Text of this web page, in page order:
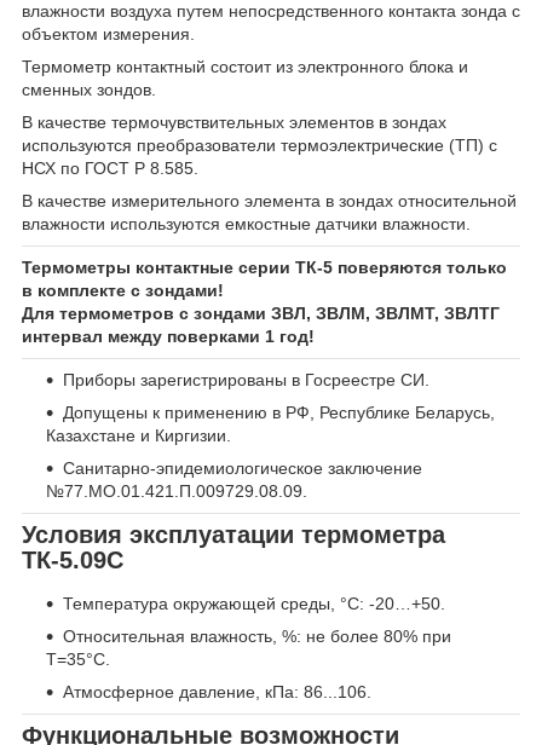
влажности воздуха путем непосредственного контакта зонда с
объектом измерения.
Термометр контактный состоит из электронного блока и
сменных зондов.
В качестве термочувствительных элементов в зондах
используются преобразователи термоэлектрические (ТП) с
НСХ по ГОСТ Р 8.585.
В качестве измерительного элемента в зондах относительной
влажности используются емкостные датчики влажности.
Термометры контактные серии ТК-5 поверяются только
в комплекте с зондами!
Для термометров с зондами ЗВЛ, ЗВЛМ, ЗВЛМТ, ЗВЛТГ
интервал между поверками 1 год!
Приборы зарегистрированы в Госреестре СИ.
Допущены к применению в РФ, Республике Беларусь,
Казахстане и Киргизии.
Санитарно-эпидемиологическое заключение
№77.МО.01.421.П.009729.08.09.
Условия эксплуатации термометра
ТК-5.09С
Температура окружающей среды, °С: -20…+50.
Относительная влажность, %: не более 80% при
T=35°С.
Атмосферное давление, кПа: 86...106.
Функциональные возможности